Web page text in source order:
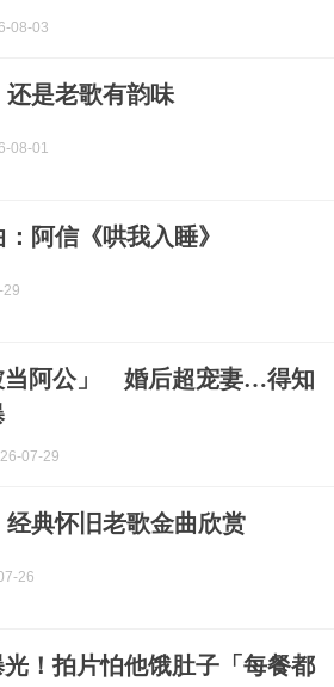
08-03
还是老歌有韵味
08-01
阿信《哄我入睡》
29
当阿公」 婚后超宠妻…得知
07-29
经典怀旧老歌金曲欣赏
26
！拍片怕他饿肚子「每餐都